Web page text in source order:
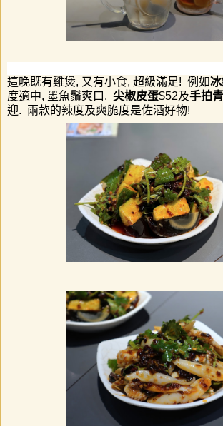
這晚既有雞煲, 又有小食, 超級滿足! 例如
度適中, 墨魚鬚爽口 . 尖椒皮蛋$52及手拍
迎. 兩款的辣度及爽脆度是佐酒好物!